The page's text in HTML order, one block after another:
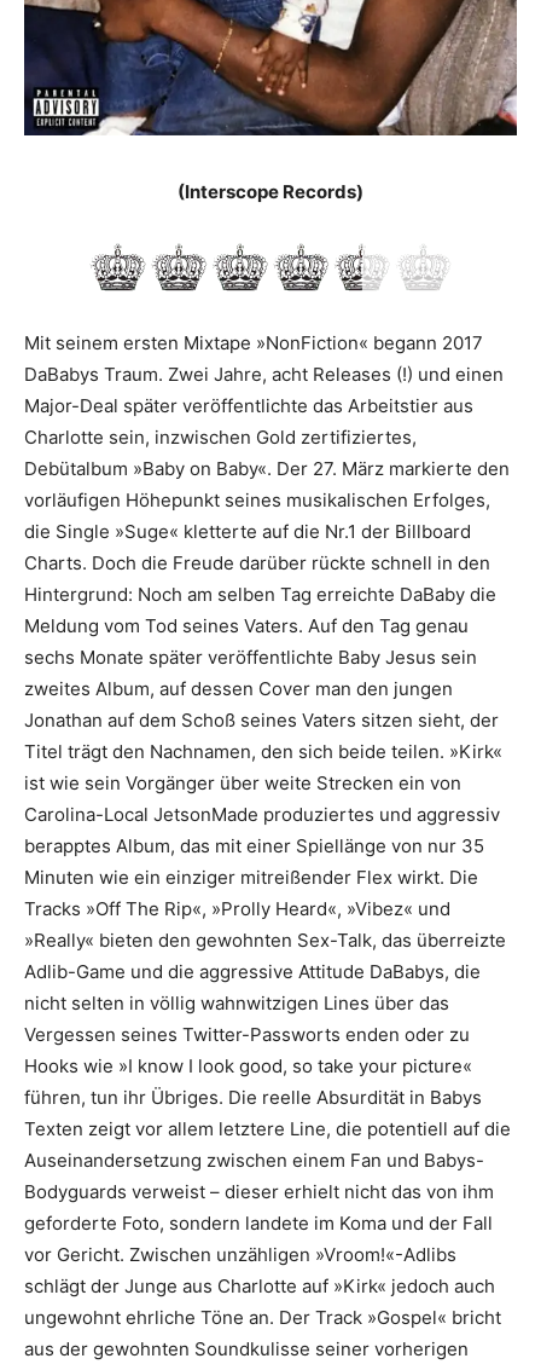
(Interscope Records)
Mit seinem ersten Mixtape »NonFiction« begann 2017
DaBabys Traum. Zwei Jahre, acht Releases (!) und einen
Major-Deal später veröffentlichte das Arbeitstier aus
Charlotte sein, inzwischen Gold zertifiziertes,
Debütalbum »Baby on Baby«. Der 27. März markierte den
vorläufigen Höhepunkt seines musikalischen Erfolges,
die Single »Suge« kletterte auf die Nr.1 der Billboard
Charts. Doch die Freude darüber rückte schnell in den
Hintergrund: Noch am selben Tag erreichte DaBaby die
Meldung vom Tod seines Vaters. Auf den Tag genau
sechs Monate später veröffentlichte Baby Jesus sein
zweites Album, auf dessen Cover man den jungen
Jonathan auf dem Schoß seines Vaters sitzen sieht, der
Titel trägt den Nachnamen, den sich beide teilen. »Kirk«
ist wie sein Vorgänger über weite Strecken ein von
Carolina-Local JetsonMade produziertes und aggressiv
berapptes Album, das mit einer Spiellänge von nur 35
Minuten wie ein einziger mitreißender Flex wirkt. Die
Tracks »Off The Rip«, »Prolly Heard«, »Vibez« und
»Really« bieten den gewohnten Sex-Talk, das überreizte
Adlib-Game und die aggressive Attitude DaBabys, die
nicht selten in völlig wahnwitzigen Lines über das
Vergessen seines Twitter-Passworts enden oder zu
Hooks wie »I know I look good, so take your picture«
führen, tun ihr Übriges. Die reelle Absurdität in Babys
Texten zeigt vor allem letztere Line, die potentiell auf die
Auseinandersetzung zwischen einem Fan und Babys-
Bodyguards verweist – dieser erhielt nicht das von ihm
geforderte Foto, sondern landete im Koma und der Fall
vor Gericht. Zwischen unzähligen »Vroom!«-Adlibs
schlägt der Junge aus Charlotte auf »Kirk« jedoch auch
ungewohnt ehrliche Töne an. Der Track »Gospel« bricht
aus der gewohnten Soundkulisse seiner vorherigen